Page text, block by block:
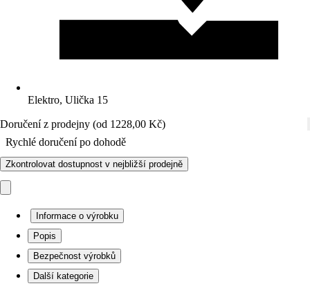
Elektro, Ulička 15
Doručení z prodejny (od 1228,00 Kč)
Rychlé doručení po dohodě
Zkontrolovat dostupnost v nejbližší prodejně
Informace o výrobku
Popis
Bezpečnost výrobků
Další kategorie